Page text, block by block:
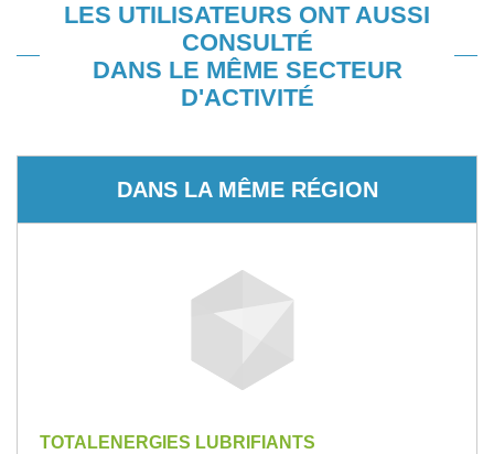
LES UTILISATEURS ONT AUSSI
CONSULTÉ
DANS LE MÊME SECTEUR
D'ACTIVITÉ
DANS LA MÊME RÉGION
TOTALENERGIES LUBRIFIANTS